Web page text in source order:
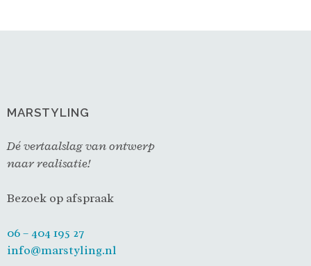
MARSTYLING
Dé vertaalslag van ontwerp
naar realisatie!
Bezoek op afspraak
06 – 404 195 27
info@marstyling.nl